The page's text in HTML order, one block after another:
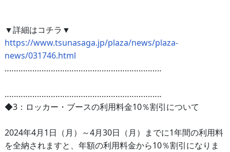
▼詳細はコチラ▼
https://www.tsunasaga.jp/plaza/news/plaza-
news/031746.html
‥‥‥‥‥‥‥‥‥‥‥‥‥‥‥‥‥‥‥‥‥‥‥‥‥‥‥‥‥‥‥‥‥‥
‥‥‥‥‥‥‥‥‥‥‥‥‥‥‥‥‥‥‥‥‥‥‥‥‥‥‥‥‥‥‥‥‥‥
◆3：ロッカー・ブースの利用料金10％割引について
2024年4月1日（月）～4月30日（月）までに1年間の利用料
を全納されますと、年額の利用料金から10％割引になりま